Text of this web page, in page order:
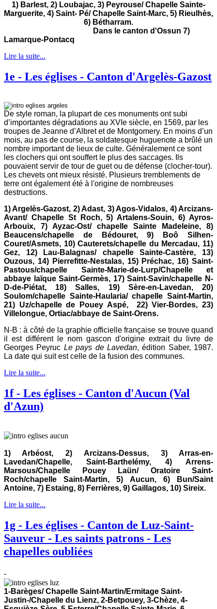
1) Barlest, 2) Loubajac, 3) Peyrouse/ Chapelle Sainte-
Marguerite, 4) Saint- Pé/ Chapelle Saint-Marc, 5) Rieulhès,
6) Bétharram.
Dans le canton d'Ossun 7)
Lamarque-Pontacq
Lire la suite...
1e - Les églises - Canton d'Argelès-Gazost
De style roman, la plupart de ces monuments ont subi
d’importantes dégradations au XVIe siècle, en 1569, par les
troupes de Jeanne d’Albret et de Montgomery. En moins d’un
mois, au pas de course, la soldatesque huguenote a brûlé un
nombre important de lieux de culte. Généralement ce sont
les clochers qui ont souffert le plus des saccages. Ils
pouvaient servir de tour de guet ou de défense (clocher-tour).
Les chevets ont mieux résisté. Plusieurs tremblements de
terre ont également été à l'origine de nombreuses
destructions.
1) Argelès-Gazost, 2) Adast, 3) Agos-Vidalos, 4) Arcizans-
Avant/ Chapelle St Roch, 5) Artalens-Souin, 6) Ayros-
Arbouix, 7) Ayzac-Ost/ chapelle Sainte Madeleine, 8)
Beaucens/chapelle de Bédouret, 9) Boô Silhen-
Couret/Asmets, 10) Cauterets/chapelle du Mercadau, 11)
Gez, 12) Lau-Balagnas/ chapelle Sainte-Castère, 13)
Ouzous, 14) Pierrefitte-Nestalas, 15) Préchac, 16) Saint-
Pastous/chapelle Sainte-Marie-de-Lurp/Chapelle et
abbaye laïque Saint-Germès, 17) Saint-Savin/chapelle N-
D-de-Piétat, 18) Salles, 19) Sère-en-Lavedan, 20)
Soulom/chapelle Sainte-Haularia/ chapelle Saint-Martin,
21) Uz/chapelle de Pouey Aspé, 22) Vier-Bordes, 23)
Villelongue, Ortiac/abbaye de Saint-Orens.
N-B : à côté de la graphie officielle française se trouve quand
il est différent le nom gascon d'origine extrait du livre de
Georges Peyruc Le pays de Lavedan, édition Saber, 1987.
La date qui suit est celle de la fusion des communes.
Lire la suite...
1f - Les églises - Canton d'Aucun (Val
d'Azun)
1) Arbéost, 2)Arcizans-Dessus, 3) Arras-en-
Lavedan/Chapelle, Saint-Barthelémy, 4) Arrens-
Marsous/Chapelle Pouey Laün/ Oratoire Saint-
Roch/chapelle Saint-Martin, 5) Aucun, 6) Bun/Saint
Antoine, 7) Estaing, 8) Ferrières, 9) Gaillagos, 10) Sireix.
Lire la suite...
1g - Les églises - Canton de Luz-Saint-
Sauveur - Les saints patrons - Les
chapelles oubliées
-
1-Barèges/ Chapelle Saint-Martin/Ermitage Saint-
Justin-/Chapelle du Lienz, 2-Betpouey, 3-Chèze, 4-